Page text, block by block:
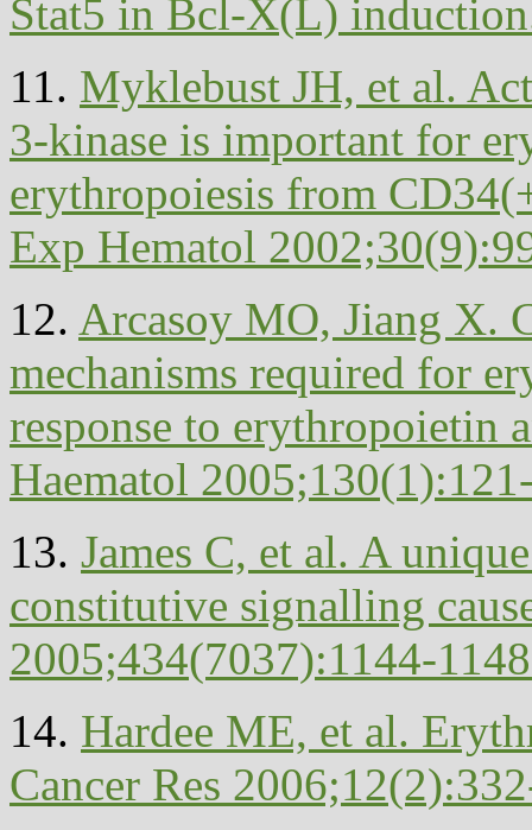
Stat5 in Bcl-X(L)
11. Myklebust JH, et al.
3-kinase is important for
erythropoiesis from
Exp Hematol
12. Arcasoy MO, Jiang X.
mechanisms required for
response to erythropoietin
Haematol
13. James C, et al. A
constitutive signalling
2005;434(7037):1144-
14. Hardee ME, et al.
Cancer Res